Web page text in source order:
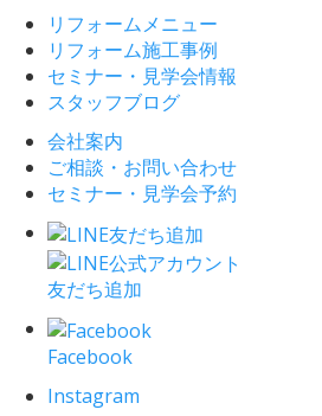
リフォームメニュー
リフォーム施工事例
セミナー・見学会情報
スタッフブログ
会社案内
ご相談・お問い合わせ
セミナー・見学会予約
友だち追加
Facebook
Instagram